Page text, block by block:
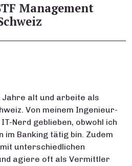
Management
Jahre alt und arbeite als
Von meinem Ingenieur-
Nerd geblieben, obwohl ich
im Banking tätig bin. Zudem
unterschiedlichen
agiere oft als Vermittler